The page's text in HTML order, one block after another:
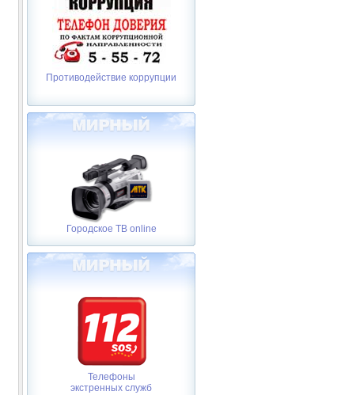
Противодействие коррупции
Городское ТВ online
Телефоны
экстренных служб